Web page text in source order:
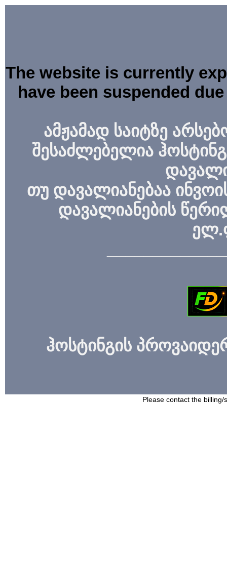
The website is currently
have been suspended
ამჟამად საიტზე
შესაძლებელია
თუ დავალიანებაა
დავალიანების
ჰოსტინგის
Please contact the